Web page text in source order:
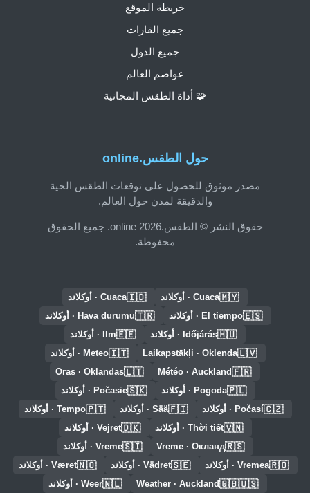
حول الطقس.online
مصدر موثوق للحصول على توقعات الطقس الحية
والدقيقة لمدن حول العالم.
حقوق النشر © الطقس.online 2026. جميع الحقوق
محفوظة.
خريطة الموقع
جميع القارات
جميع الدول
عواصم العالم
🧩 أداة الطقس المجانية
🇲🇾Cuaca · أوكلاند 🇮🇩Cuaca · أوكلاند
🇪🇸El tiempo · أوكلاند 🇹🇷Hava durumu · أوكلاند
🇭🇺Időjárás · أوكلاند 🇪🇪Ilm · أوكلاند
🇱🇻
Laikapstākļi · Oklenda
🇮🇹Meteo · أوكلاند
🇫🇷
Météo · Auckland
🇱🇹
Oras · Oklandas
🇵🇱Pogoda · أوكلاند 🇸🇰Počasie · أوكلاند
🇨🇿Počasí · أوكلاند 🇫🇮Sää · أوكلاند 🇵🇹Tempo · أوكلاند
🇻🇳Thời tiết · أوكلاند 🇩🇰Vejret · أوكلاند
🇷🇸
Vreme · Окланд
🇸🇮Vreme · أوكلاند
🇷🇴Vremea · أوكلاند 🇸🇪Vädret · أوكلاند 🇳🇴Været · أوكلاند
🇬🇧🇺🇸
Weather · Auckland
🇳🇱Weer · أوكلاند